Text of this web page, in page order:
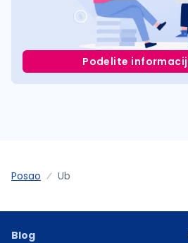
Podelite
Posao Ub
Blog